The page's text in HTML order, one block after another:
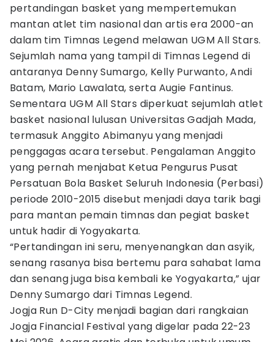
pertandingan basket yang mempertemukan
mantan atlet tim nasional dan artis era 2000-an
dalam tim Timnas Legend melawan UGM All Stars.
Sejumlah nama yang tampil di Timnas Legend di
antaranya Denny Sumargo, Kelly Purwanto, Andi
Batam, Mario Lawalata, serta Augie Fantinus.
Sementara UGM All Stars diperkuat sejumlah atlet
basket nasional lulusan Universitas Gadjah Mada,
termasuk Anggito Abimanyu yang menjadi
penggagas acara tersebut. Pengalaman Anggito
yang pernah menjabat Ketua Pengurus Pusat
Persatuan Bola Basket Seluruh Indonesia (Perbasi)
periode 2010-2015 disebut menjadi daya tarik bagi
para mantan pemain timnas dan pegiat basket
untuk hadir di Yogyakarta.
“Pertandingan ini seru, menyenangkan dan asyik,
senang rasanya bisa bertemu para sahabat lama
dan senang juga bisa kembali ke Yogyakarta,” ujar
Denny Sumargo dari Timnas Legend.
Jogja Run D-City menjadi bagian dari rangkaian
Jogja Financial Festival yang digelar pada 22-23